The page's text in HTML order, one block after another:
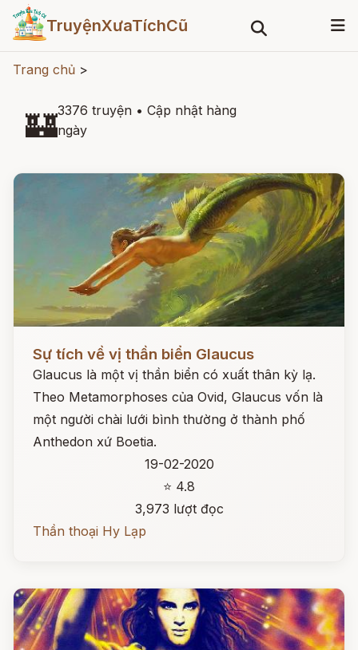
TruyệnXưaTíchCũ
Trang chủ >
🏰3376 truyện • Cập nhật hàng
ngày
Sự tích về vị thần biển Glaucus
Glaucus là một vị thần biển có xuất thân kỳ lạ.
Theo Metamorphoses của Ovid, Glaucus vốn là
một người chài lưới bình thường ở thành phố
Anthedon xứ Boetia.
19-02-2020
⭐ 4.8
3,973 lượt đọc
Thần thoại Hy Lạp